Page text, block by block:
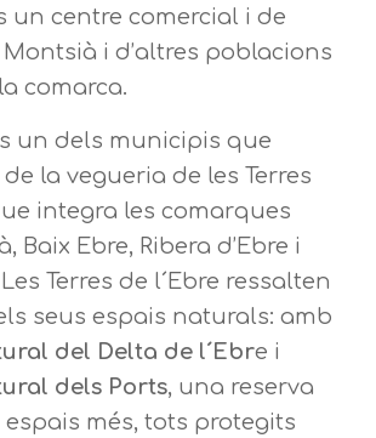
un centre comercial i de
i d’altres poblacions
comarca.
un dels municipis que
la vegueria de les Terres
integra les comarques
Baix Ebre, Ribera d’Ebre i
Terres de l´Ebre ressalten
seus espais naturals: amb
del Delta de l´Ebre i
dels Ports, una reserva
espais més, tots protegits